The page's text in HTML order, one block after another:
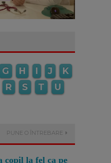
G H I J
K
R S T
U
PUNE O ÎNTREBARE
copil la fel ca pe